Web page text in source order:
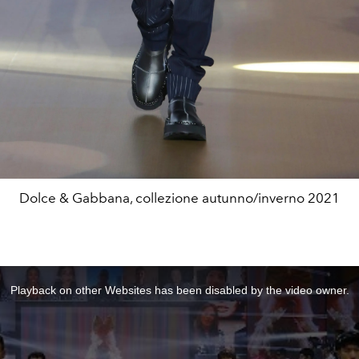
Dolce & Gabbana, collezione autunno/inverno 2021
Playback on other Websites has been disabled by the video owner.